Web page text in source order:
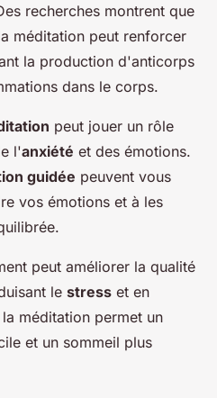
recherches montrent que
méditation peut renforcer
la production d'anticorps
dans le corps.
peut jouer un rôle
l'anxiété et des émotions.
guidée peuvent vous
vos émotions et à les
peut améliorer la qualité
le stress et en
la méditation permet un
et un sommeil plus